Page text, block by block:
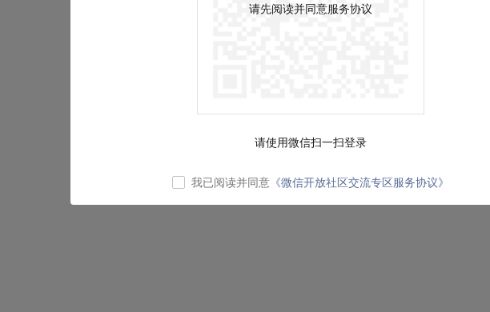
请先阅读并同意服务协议
请使用微信扫一扫登录
我已阅读并同意 《微信开放社区交流专区服务协议》